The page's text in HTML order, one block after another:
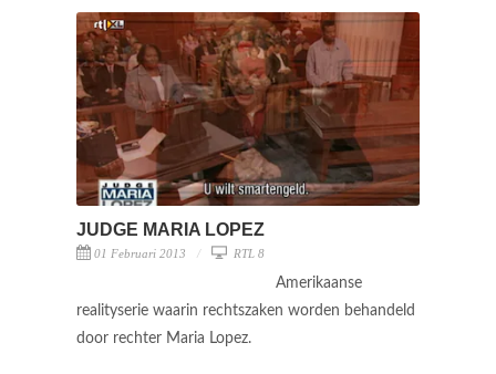
JUDGE MARIA LOPEZ
01 Februari 2013 RTL 8
Amerikaanse
realityserie waarin rechtszaken worden behandeld
door rechter Maria Lopez.